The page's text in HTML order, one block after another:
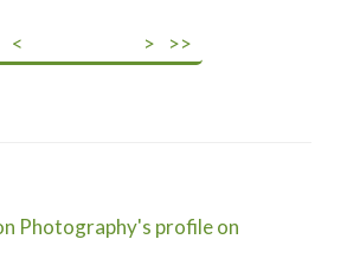
< > >>
Photography's profile on